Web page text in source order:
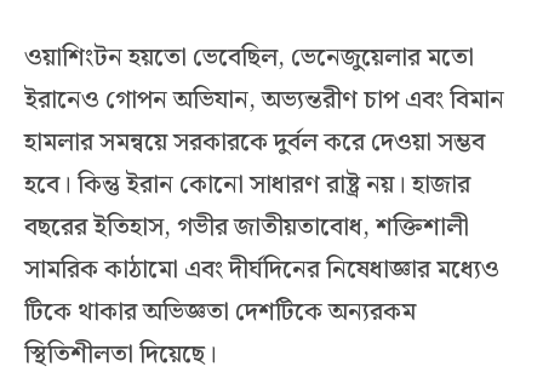
ওয়াশিংটন হয়তো ভেবেছিল, ভেনেজুয়েলার মতো
ইরানেও গোপন অভিযান, অভ্যন্তরীণ চাপ এবং বিমান
হামলার সমন্বয়ে সরকারকে দুর্বল করে দেওয়া সম্ভব
হবে। কিন্তু ইরান কোনো সাধারণ রাষ্ট্র নয়। হাজার
বছরের ইতিহাস, গভীর জাতীয়তাবোধ, শক্তিশালী
সামরিক কাঠামো এবং দীর্ঘদিনের নিষেধাজ্ঞার মধ্যেও
টিকে থাকার অভিজ্ঞতা দেশটিকে অন্যরকম
স্থিতিশীলতা দিয়েছে।